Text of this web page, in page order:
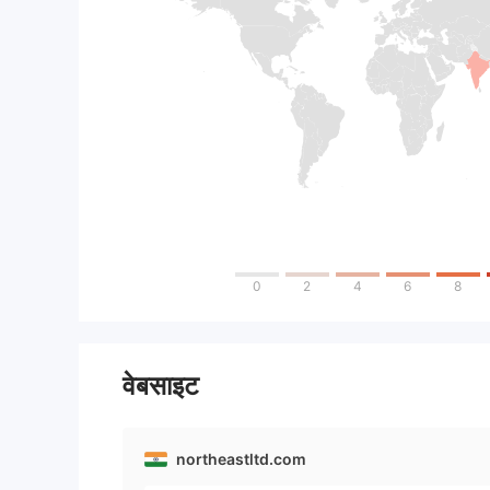
0 2 4 6 8
वेबसाइट
northeastltd.com